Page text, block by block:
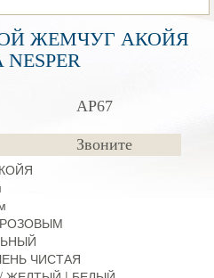
ЖЕМЧУГ АКОЙЯ
AP67
Звоните
ЧИСТАЯ